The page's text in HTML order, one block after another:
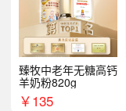
臻牧中老年无糖高钙
羊奶粉820g
￥135